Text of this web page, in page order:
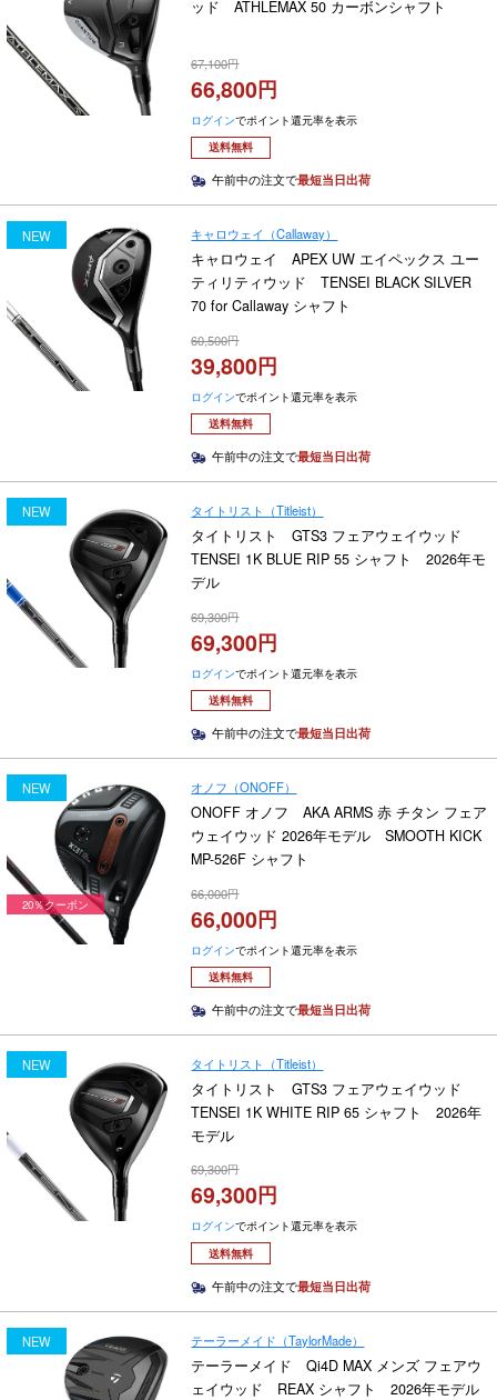
ッド ATHLEMAX 50 カーボンシャフト
67,100
66,800
ログインでポイント還元率を表示
送料無料
午前中の注文で最短当日出荷
NEW キャロウェイ（Callaway）
キャロウェイ APEX UW エイペックス ユー
ティリティウッド TENSEI BLACK SILVER
70 for Callaway シャフト
60,500
39,800
ログインでポイント還元率を表示
送料無料
午前中の注文で最短当日出荷
NEW タイトリスト（Titleist）
タイトリスト GTS3 フェアウェイウッド
TENSEI 1K BLUE RIP 55 シャフト 2026年モ
デル
69,300
69,300
ログインでポイント還元率を表示
送料無料
午前中の注文で最短当日出荷
NEW オノフ（ONOFF）
ONOFF オノフ AKA ARMS 赤 チタン フェア
ウェイウッド 2026年モデル SMOOTH KICK
MP-526F シャフト
66,000
66,000
ログインでポイント還元率を表示
送料無料
20％クーポン
午前中の注文で最短当日出荷
NEW タイトリスト（Titleist）
タイトリスト GTS3 フェアウェイウッド
TENSEI 1K WHITE RIP 65 シャフト 2026年
モデル
69,300
69,300
ログインでポイント還元率を表示
送料無料
午前中の注文で最短当日出荷
NEW テーラーメイド（TaylorMade）
テーラーメイド Qi4D MAX メンズ フェアウ
ェイウッド REAX シャフト 2026年モデル